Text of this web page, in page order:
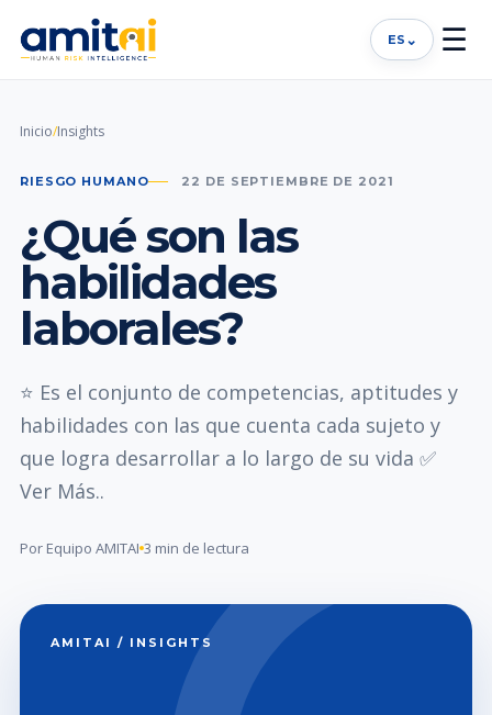
ES ⌄ ☰
Inicio/Insights
RIESGO HUMANO 22 DE SEPTIEMBRE DE 2021
¿Qué son las
habilidades
laborales?
⭐ Es el conjunto de competencias, aptitudes y
habilidades con las que cuenta cada sujeto y
que logra desarrollar a lo largo de su vida ✅
Ver Más..
Por Equipo AMITAI 3 min de lectura
AMITAI / INSIGHTS